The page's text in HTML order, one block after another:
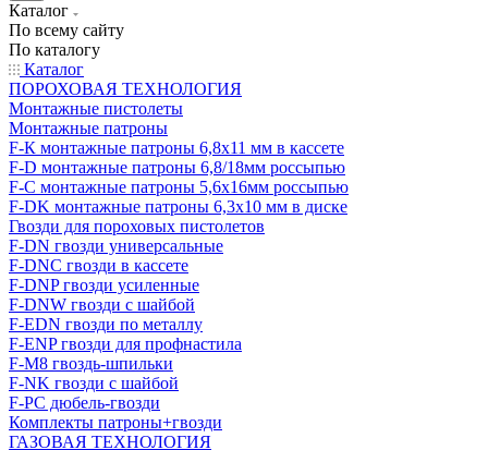
Каталог
По всему сайту
По каталогу
Каталог
ПОРОХОВАЯ ТЕХНОЛОГИЯ
Монтажные пистолеты
Монтажные патроны
F-К монтажные патроны 6,8х11 мм в кассете
F-D монтажные патроны 6,8/18мм россыпью
F-C монтажные патроны 5,6х16мм россыпью
F-DK монтажные патроны 6,3х10 мм в диске
Гвозди для пороховых пистолетов
F-DN гвозди универсальные
F-DNC гвозди в кассете
F-DNP гвозди усиленные
F-DNW гвозди с шайбой
F-EDN гвозди по металлу
F-ENP гвозди для профнастила
F-M8 гвоздь-шпильки
F-NK гвозди с шайбой
F-PC дюбель-гвозди
Комплекты патроны+гвозди
ГАЗОВАЯ ТЕХНОЛОГИЯ